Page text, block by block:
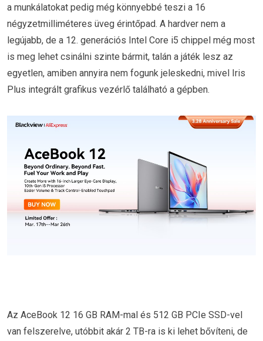
a munkálatokat pedig még könnyebbé teszi a 16
négyzetmilliméteres üveg érintőpad. A hardver nem a
legújabb, de a 12. generációs Intel Core i5 chippel még most
is meg lehet csinálni szinte bármit, talán a játék lesz az
egyetlen, amiben annyira nem fogunk jeleskedni, mivel Iris
Plus integrált grafikus vezérlő található a gépben.
Az AceBook 12 16 GB RAM-mal és 512 GB PCIe SSD-vel
van felszerelve, utóbbit akár 2 TB-ra is ki lehet bővíteni, de